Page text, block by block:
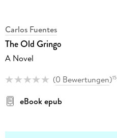
Carlos Fuentes
The Old Gringo
A Novel
(0 Bewertungen)15
eBook epub